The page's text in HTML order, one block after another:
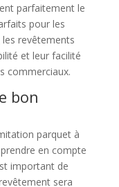
parfaitement le
pour les
les revêtements
et leur facilité
commerciaux.
bon
parquet à
en compte
important de
sera